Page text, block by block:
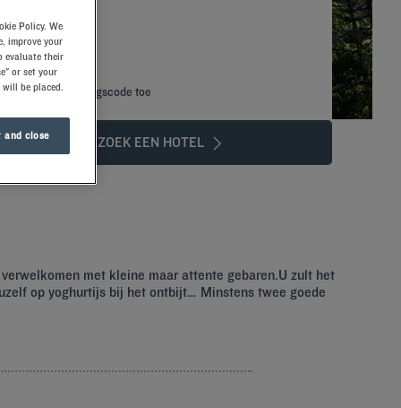
ZOEK EEN HOTEL
Voeg kortingscode toe
met kleine maar attente gebaren.U zult het
op yoghurtijs bij het ontbijt… Minstens twee goede
Policy. We
improve your
evaluate their
or set your
will be placed.
and close